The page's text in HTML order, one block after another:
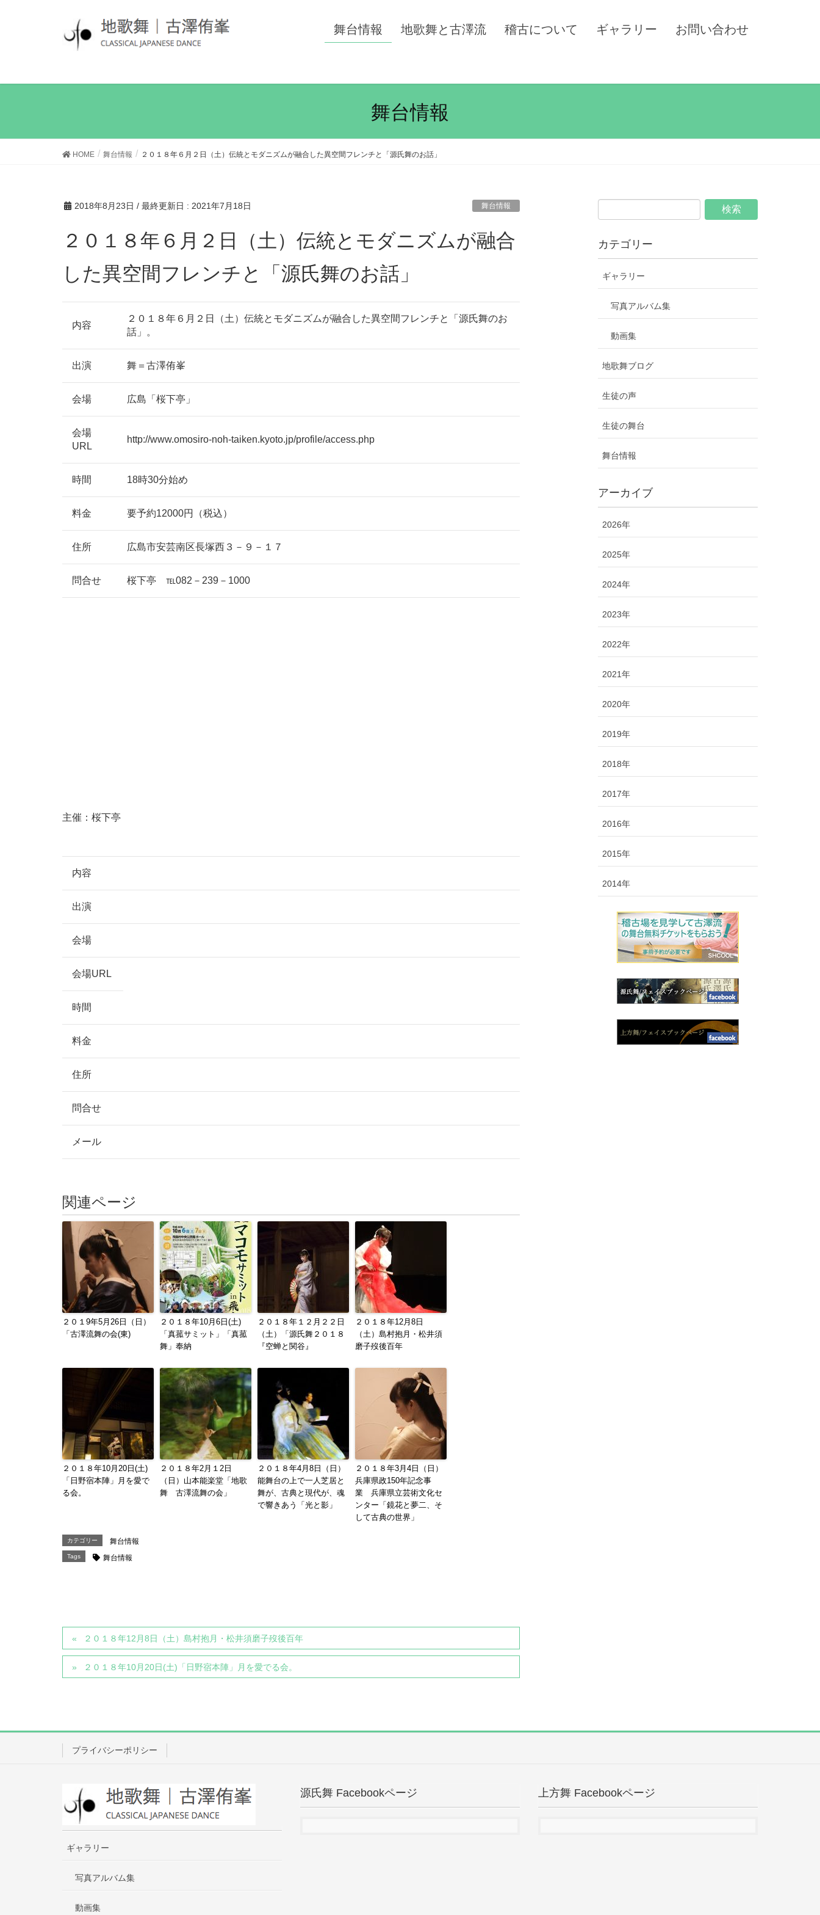
舞台情報 地歌舞と古澤流 稽古について ギャラリー お問い合わせ
舞台情報
HOME 舞台情報 ２０１８年６月２日（土）伝統とモダニズムが融合した異空間フレンチと「源氏舞のお話」
2018年8月23日 / 最終更新日 : 2021年7月18日 舞台情報
２０１８年６月２日（土）伝統とモダニズムが融合
した異空間フレンチと「源氏舞のお話」
内容
２０１８年６月２日（土）伝統とモダニズムが融合した異空間フレンチと「源氏舞のお
話」。
出演 舞＝古澤侑峯
会場 広島「桜下亭」
会場
URL
http://www.omosiro-noh-taiken.kyoto.jp/profile/access.php
時間 18時30分始め
料金 要予約12000円（税込）
住所 広島市安芸南区長塚西３－９－１７
問合せ 桜下亭 ℡082－239－1000
主催：桜下亭
内容
出演
会場
会場URL
時間
料金
住所
問合せ
メール
関連ページ
２０１9年5月26日（日）
「古澤流舞の会(東)
２０１８年10月6日(土)
「真菰サミット」「真菰
舞」奉納
２０１８年１２月２２日
（土）「源氏舞２０１８
『空蝉と関谷』
２０１８年12月8日
（土）島村抱月・松井須
磨子歿後百年
２０１８年10月20日(土)
「日野宿本陣」月を愛で
る会。
２０１８年2月１2日
（日）山本能楽堂「地歌
舞 古澤流舞の会」
２０１８年4月8日（日）
能舞台の上で一人芝居と
舞が、古典と現代が、魂
で響きあう「光と影」
２０１８年3月4日（日）
兵庫県政150年記念事
業 兵庫県立芸術文化セ
ンター「鏡花と夢二、そ
して古典の世界」
カテゴリー 舞台情報
Tags 舞台情報
２０１８年12月8日（土）島村抱月・松井須磨子歿後百年
２０１８年10月20日(土)「日野宿本陣」月を愛でる会。
カテゴリー
ギャラリー
写真アルバム集
動画集
地歌舞ブログ
生徒の声
生徒の舞台
舞台情報
アーカイブ
2026年
2025年
2024年
2023年
2022年
2021年
2020年
2019年
2018年
2017年
2016年
2015年
2014年
プライバシーポリシー
ギャラリー
写真アルバム集
動画集
源氏舞 Facebookページ 上方舞 Facebookページ